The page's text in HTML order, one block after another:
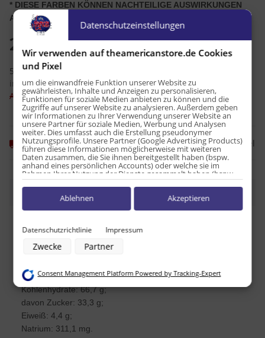
* DIESE FARBEN KÖNNEN NACHTEILIGE AUSWIRKUNGEN
AUF DIE AKTIVITÄT UND PFLEGE VON KINDERN HABEN.
2,25 €
50,00 € pro 1 kg
inkl. 7% USt. , zzgl.Versand
Alter Preis: 2,79 €
Momentan nicht verfügbar Frage zum Artikel
Beschreibung
Brennwert: 511,1 kcal;
Davon gesättigt: 10 g;
Kohlenhydrate: 66,7 g;
davon Zucker: 33,3 g;
Eiweiß: 4,4 g;
Natrium: 311,1 mg.
Datenschutzeinstellungen
Wir verwenden auf theamericanstore.de Cookies
und Pixel
um die einwandfreie Funktion unserer Website zu
gewährleisten, Inhalte und Anzeigen zu personalisieren,
Funktionen für soziale Medien anbieten zu können und die
Zugriffe auf unserer Website zu analysieren. Außerdem geben
wir Informationen zu Ihrer Verwendung unserer Website an
unsere Partner für soziale Medien, Werbung und Analysen
weiter. Dies umfasst auch die Erstellung pseudonymer
Nutzungsprofile. Unsere Partner (Google Advertising Products)
führen diese Informationen möglicherweise mit weiteren
Daten zusammen, die Sie ihnen bereitgestellt haben (bspw.
anhand eines persönlichen Accounts) oder welche sie im
Rahmen Ihrer Nutzung der Dienste gesammelt haben (bspw.
Nutzungsdaten anderer Geräte). Ihre Einwilligung zur Nutzung
von Cookies und Pixeln können Sie jederzeit widerrufen,
indem Sie auf den Datenschutz-Button links unten klicken und
dort die entsprechenden Anpassungen vornehmen.
Zwecke der Datenverarbeitung durch unsere Partner:
Verwendung reduzierter Daten zur Auswahl von Werbeanzeigen
Erstellung von Profilen zur Personalisierung von Inhalten
Verwendung von Profilen zur Auswahl personalisierter Inhalte
Messung der Werbeleistung
Messung der Performance von Inhalten
Analyse von Zielgruppen durch Statistiken oder Kombinationen von
Daten aus verschiedenen Quellen
Entwicklung und Verbesserung der Angebote
Datenschutzrichtlinie Impressum
Zwecke Partner
Ablehnen Akzeptieren
Consent Management Platform Powered by Tracking-Expert